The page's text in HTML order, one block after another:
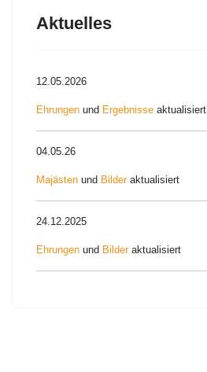
Aktuelles
12.05.2026
Ehrungen und Ergebnisse aktualisiert
04.05.26
Majästen und Bilderaktualisiert
24.12.2025
Ehrungen und Bilderaktualisiert